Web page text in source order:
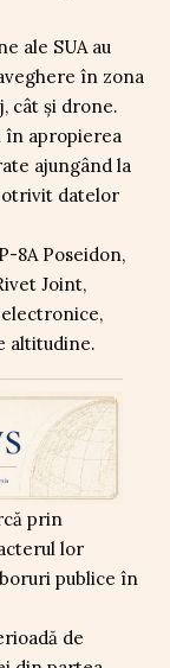
ale SUA au
în zona
cât și drone.
în apropierea
ajungând la
datelor
8A Poseidon,
Joint,
altitudine.
prin
lor
publice în
de